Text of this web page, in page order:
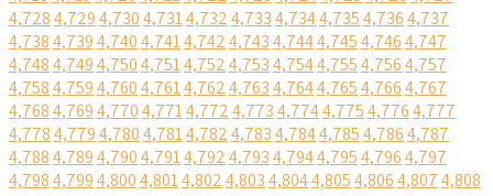
4,7284,7294,7304,7314,7324,7334,7344,7354,7364,737
4,7384,7394,7404,7414,7424,7434,7444,7454,7464,747
4,7484,7494,7504,7514,7524,7534,7544,7554,7564,757
4,7584,7594,7604,7614,7624,7634,7644,7654,7664,767
4,7684,7694,7704,7714,7724,7734,7744,7754,7764,777
4,7784,7794,7804,7814,7824,7834,7844,7854,7864,787
4,7884,7894,7904,7914,7924,7934,7944,7954,7964,797
4,7984,7994,8004,8014,8024,8034,8044,8054,8064,8074,808